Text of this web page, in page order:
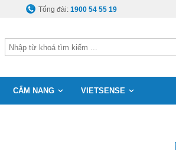
Tổng đài:1900 54 55 19
CẨM NANG VIETSENSE